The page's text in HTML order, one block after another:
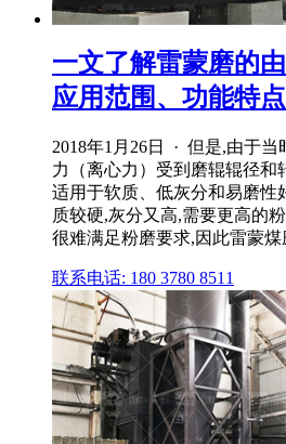
一文了解雷蒙磨的
应用范围、功能特
2018年1月26日 · 但是,由于
力（离心力）受到磨辊辊径和
适用于软质、低灰分和易磨性
质较硬,灰分又高,需要更高的
很难满足粉磨要求,因此雷蒙煤
联系电话: 180 3780 8511